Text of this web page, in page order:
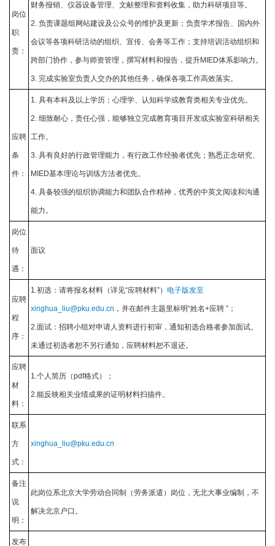
岗位
职
责：
财务报销、仪器设备管理、文献整理和资料收集，助力科研项目等。
2. 负责课题组网站建设及公众号的维护及更新；负责学术报告、国内外
会议等各项科研活动的组织、宣传、会务等工作；支持培训活动组织和
跨部门协作，参与师资管理，撰写材料和报告，提升MIED体系影响力。
3. 完成实验室负责人交办的其他任务，确保各项工作高效落实。
应聘
条
件：
1. 具有本科及以上学历；心理学、认知科学或教育类相关专业优先。
2. 细致耐心，责任心强，能够独立完成教育项目开发或实验室科研相关
工作。
3. 具有良好的行政管理能力，有行政工作经验者优先；熟悉正念研究、
MIED基本理论与训练方法者优先。
4. 具备较强的组织协调能力和团队合作精神，优秀的中英文阅读和沟通
能力。
岗位
待
遇：
面议
应聘
程
序：
1.初选：请将报名材料（详见“应聘材料”） 电子版发至
xinghua_liu@pku.edu.cn ，并在邮件主题里标明“姓名+应聘 ”；
2.面试：招聘小组对申请人资料进行初审，通知初选合格者参加面试。
未通过初选者恕不另行通知，应聘材料恕不退还。
应聘
材
料：
1.个人简历（pdf格式）；
2.能反映相关业绩成果的证明材料扫描件。
联系
方
式：
xinghua_liu@pku.edu.cn
备注
说
明：
此岗位系北京大学劳动合同制（劳务派遣）岗位，无北大事业编制，不
解决北京户口。
发布